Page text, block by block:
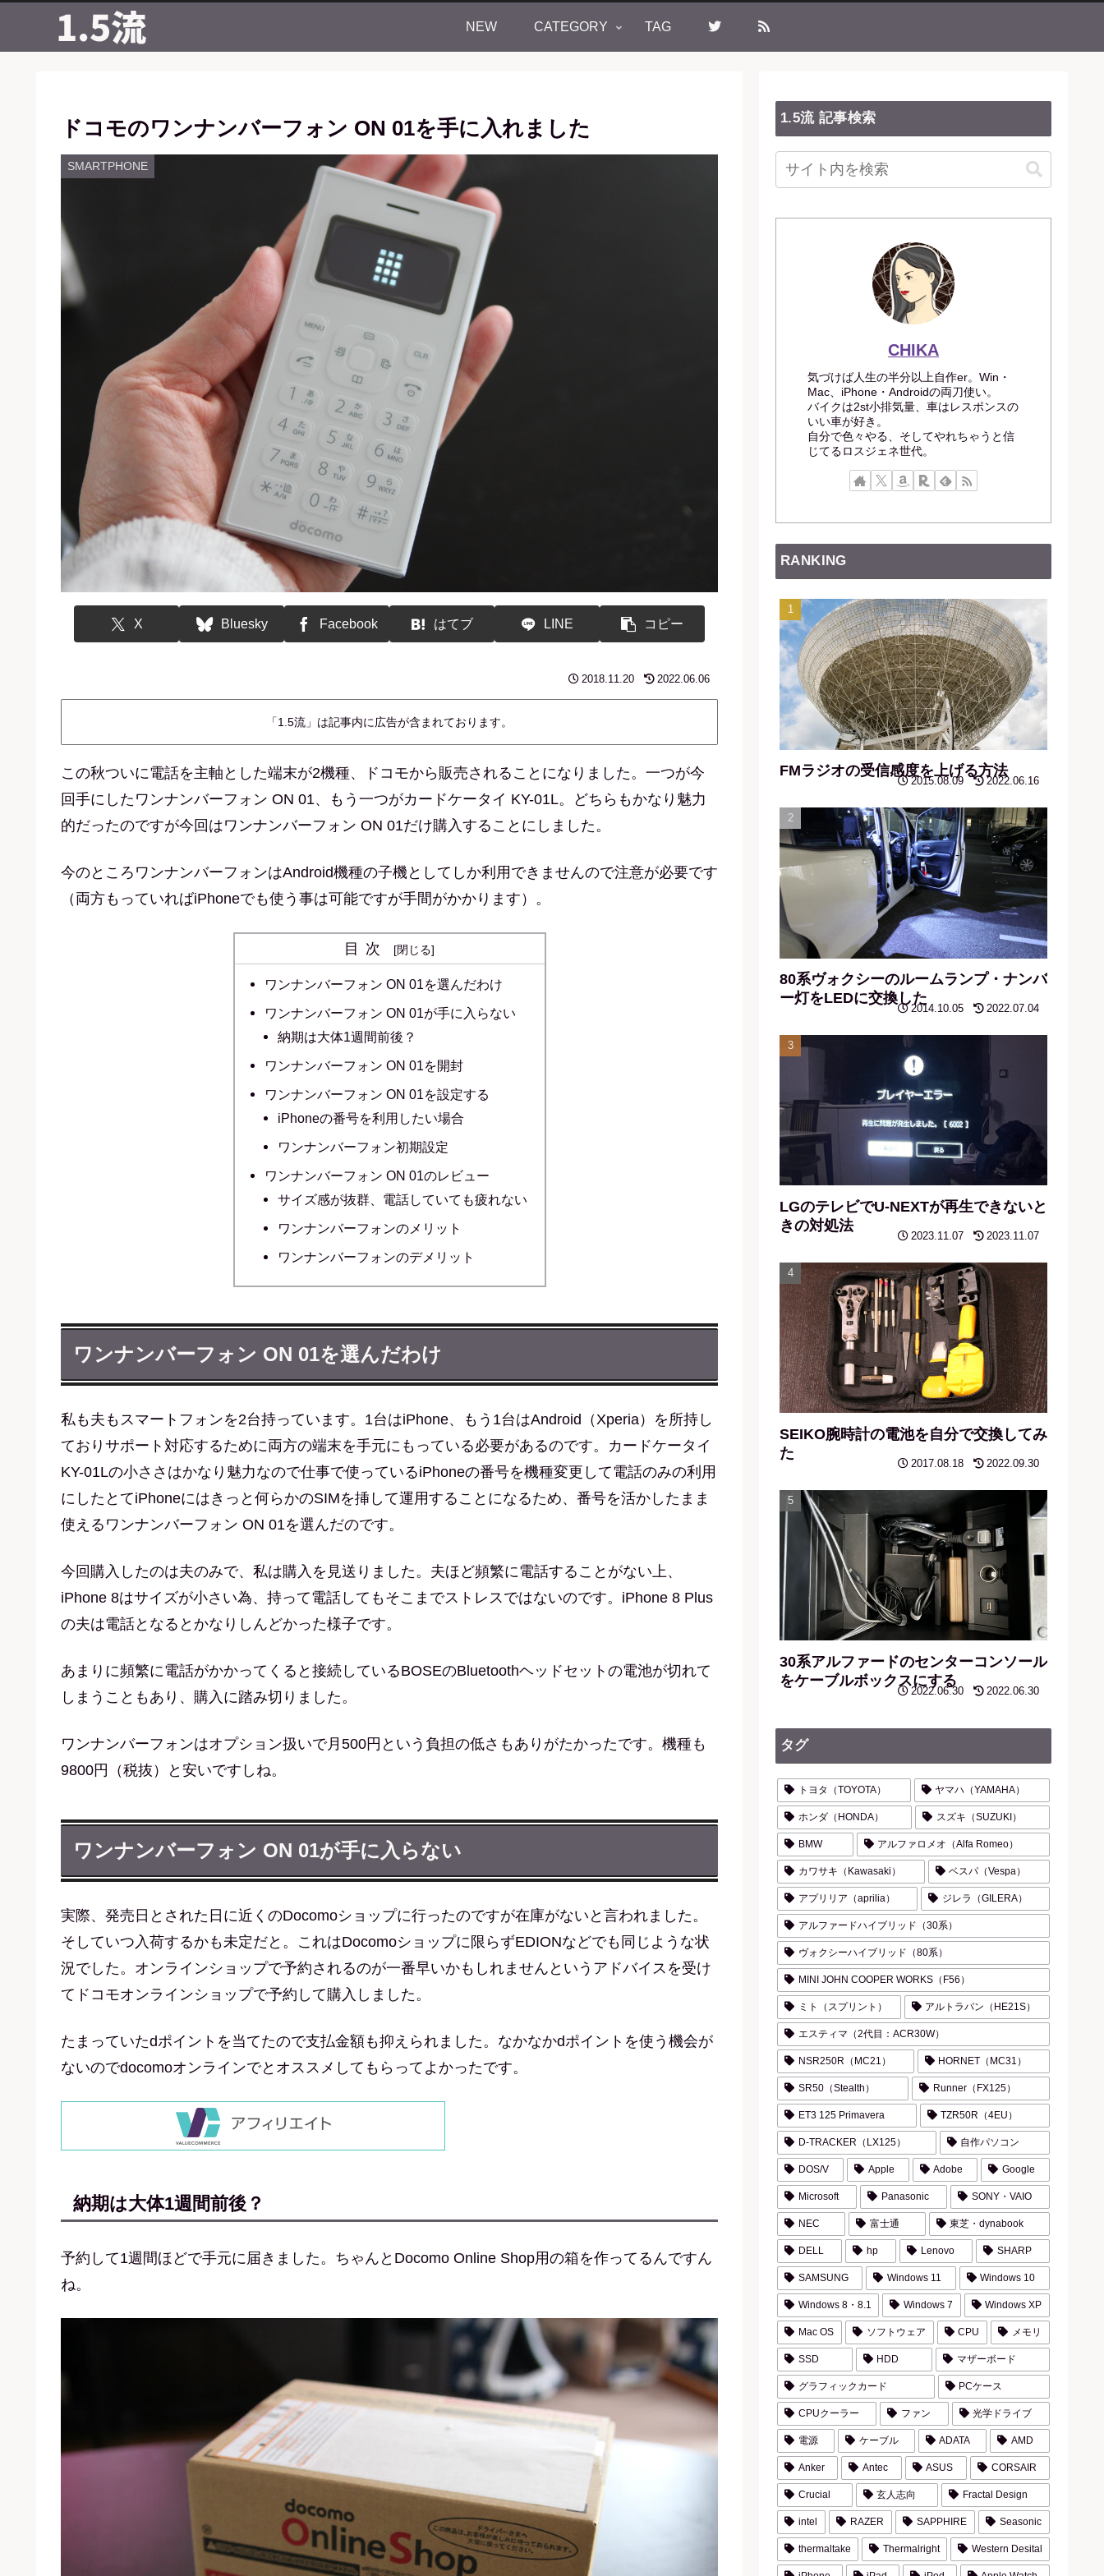
NEW CATEGORY TAG
ドコモのワンナンバーフォン ON 01を手に入れました
SMARTPHONE
X Bluesky Facebook はてブ LINE コピー
2018.11.20 2022.06.06
「1.5流」は記事内に広告が含まれております。
この秋ついに電話を主軸とした端末が2機種、ドコモから販売されることになりました。一つが今
回手にしたワンナンバーフォン ON 01、もう一つがカードケータイ KY-01L。どちらもかなり魅力
的だったのですが今回はワンナンバーフォン ON 01だけ購入することにしました。
今のところワンナンバーフォンはAndroid機種の子機としてしか利用できませんので注意が必要です
（両方もっていればiPhoneでも使う事は可能ですが手間がかかります）。
目次
ワンナンバーフォン ON 01を選んだわけ
ワンナンバーフォン ON 01が手に入らない
納期は大体1週間前後？
ワンナンバーフォン ON 01を開封
ワンナンバーフォン ON 01を設定する
iPhoneの番号を利用したい場合
ワンナンバーフォン初期設定
ワンナンバーフォン ON 01のレビュー
サイズ感が抜群、電話していても疲れない
ワンナンバーフォンのメリット
ワンナンバーフォンのデメリット
ワンナンバーフォン ON 01を選んだわけ
私も夫もスマートフォンを2台持っています。1台はiPhone、もう1台はAndroid（Xperia）を所持し
ておりサポート対応するために両方の端末を手元にもっている必要があるのです。カードケータイ
KY-01Lの小ささはかなり魅力なので仕事で使っているiPhoneの番号を機種変更して電話のみの利用
にしたとてiPhoneにはきっと何らかのSIMを挿して運用することになるため、番号を活かしたまま
使えるワンナンバーフォン ON 01を選んだのです。
今回購入したのは夫のみで、私は購入を見送りました。夫ほど頻繁に電話することがない上、
iPhone 8はサイズが小さい為、持って電話してもそこまでストレスではないのです。iPhone 8 Plus
の夫は電話となるとかなりしんどかった様子です。
あまりに頻繁に電話がかかってくると接続しているBOSEのBluetoothヘッドセットの電池が切れて
しまうこともあり、購入に踏み切りました。
ワンナンバーフォンはオプション扱いで月500円という負担の低さもありがたかったです。機種も
9800円（税抜）と安いですしね。
ワンナンバーフォン ON 01が手に入らない
実際、発売日とされた日に近くのDocomoショップに行ったのですが在庫がないと言われました。
そしていつ入荷するかも未定だと。これはDocomoショップに限らずEDIONなどでも同じような状
況でした。オンラインショップで予約されるのが一番早いかもしれませんというアドバイスを受け
てドコモオンラインショップで予約して購入しました。
たまっていたdポイントを当てたので支払金額も抑えられました。なかなかdポイントを使う機会が
ないのでdocomoオンラインでとオススメしてもらってよかったです。
納期は大体1週間前後？
予約して1週間ほどで手元に届きました。ちゃんとDocomo Online Shop用の箱を作ってるんですん
ね。
1.5流 記事検索
CHIKA
気づけば人生の半分以上自作er。Win・
Mac、iPhone・Androidの両刀使い。
バイクは2st小排気量、車はレスポンスの
いい車が好き。
自分で色々やる、そしてやれちゃうと信
じてるロスジェネ世代。
RANKING
FMラジオの受信感度を上げる方法
2015.08.09 2022.06.16
80系ヴォクシーのルームランプ・ナンバ
ー灯をLEDに交換した
2014.10.05 2022.07.04
LGのテレビでU-NEXTが再生できないと
きの対処法
2023.11.07 2023.11.07
SEIKO腕時計の電池を自分で交換してみ
た
2017.08.18 2022.09.30
30系アルファードのセンターコンソール
をケーブルボックスにする
2022.06.30 2022.06.30
タグ
トヨタ（TOYOTA） ヤマハ（YAMAHA）
ホンダ（HONDA） スズキ（SUZUKI）
BMW アルファロメオ（Alfa Romeo）
カワサキ（Kawasaki） ベスパ（Vespa）
アプリリア（aprilia） ジレラ（GILERA）
アルファードハイブリッド（30系）
ヴォクシーハイブリッド（80系）
MINI JOHN COOPER WORKS（F56）
ミト（スプリント） アルトラパン（HE21S）
エスティマ（2代目：ACR30W）
NSR250R（MC21） HORNET（MC31）
SR50（Stealth） Runner（FX125）
ET3 125 Primavera TZR50R（4EU）
D-TRACKER（LX125） 自作パソコン
DOS/V Apple Adobe Google
Microsoft Panasonic SONY・VAIO
NEC 富士通 東芝・dynabook
DELL hp Lenovo SHARP
SAMSUNG Windows 11 Windows 10
Windows 8・8.1 Windows 7 Windows XP
Mac OS ソフトウェア CPU メモリ
SSD HDD マザーボード
グラフィックカード PCケース
CPUクーラー ファン 光学ドライブ
電源 ケーブル ADATA AMD
Anker Antec ASUS CORSAIR
Crucial 玄人志向 Fractal Design
intel RAZER SAPPHIRE Seasonic
thermaltake Thermalright Western Desital